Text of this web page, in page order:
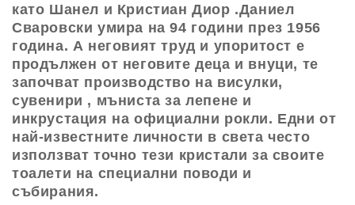
като Шанел и Кристиан Диор .Даниел
Сваровски умира на 94 години през 1956
година. А неговият труд и упоритост е
продължен от неговите деца и внуци, те
започват производство на висулки,
сувенири , мъниста за лепене и
инкрустация на официални рокли. Едни от
най-известните личности в света често
използват точно тези кристали за своите
тоалети на специални поводи и
събирания.